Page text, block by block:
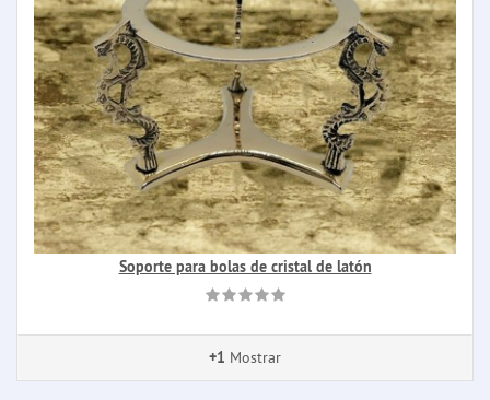
Soporte para bolas de cristal de latón
+1 Mostrar